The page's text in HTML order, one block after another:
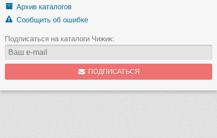
Архив каталогов
Сообщить об ошибке
Подписаться на каталоги Чижик:
ПОДПИСАТЬСЯ